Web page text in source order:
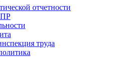
отчетности
труда